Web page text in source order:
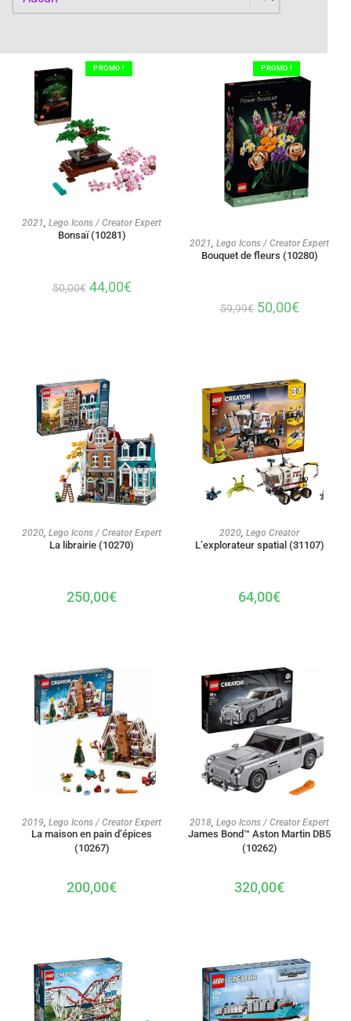
PROMO !
AJOUTER AU PANIER
2021, Lego Icons / Creator Expert
Bonsaï (10281)
50,00€ 44,00€
PROMO !
AJOUTER AU PANIER
2021, Lego Icons / Creator Expert
Bouquet de fleurs (10280)
59,99€ 50,00€
AJOUTER AU PANIER
2020, Lego Icons / Creator Expert
La librairie (10270)
250,00€
AJOUTER AU PANIER
2020, Lego Creator
L’explorateur spatial (31107)
64,00€
AJOUTER AU PANIER
2019, Lego Icons / Creator Expert
La maison en pain d’épices
(10267)
200,00€
AJOUTER AU PANIER
2018, Lego Icons / Creator Expert
James Bond™ Aston Martin DB5
(10262)
320,00€